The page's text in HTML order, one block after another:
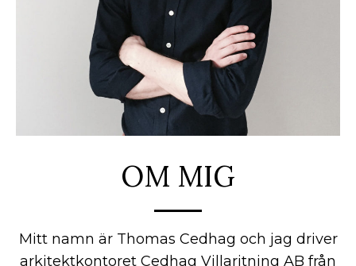
OM MIG
Mitt namn är Thomas Cedhag och jag driver
arkitektkontoret Cedhag Villaritning AB från